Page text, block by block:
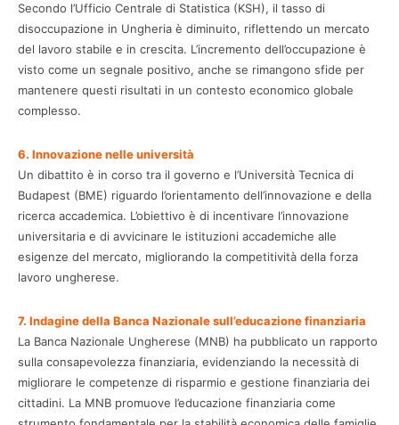
Secondo l’Ufficio Centrale di Statistica (KSH), il tasso di
disoccupazione in Ungheria è diminuito, riflettendo un mercato
del lavoro stabile e in crescita. L’incremento dell’occupazione è
visto come un segnale positivo, anche se rimangono sfide per
mantenere questi risultati in un contesto economico globale
complesso.
6. Innovazione nelle università
Un dibattito è in corso tra il governo e l’Università Tecnica di
Budapest (BME) riguardo l’orientamento dell’innovazione e della
ricerca accademica. L’obiettivo è di incentivare l’innovazione
universitaria e di avvicinare le istituzioni accademiche alle
esigenze del mercato, migliorando la competitività della forza
lavoro ungherese.
7. Indagine della Banca Nazionale sull’educazione finanziaria
La Banca Nazionale Ungherese (MNB) ha pubblicato un rapporto
sulla consapevolezza finanziaria, evidenziando la necessità di
migliorare le competenze di risparmio e gestione finanziaria dei
cittadini. La MNB promuove l’educazione finanziaria come